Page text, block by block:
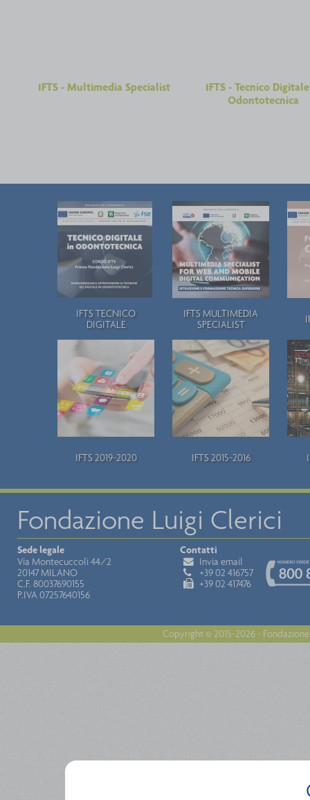
IFTS - Multimedia Specialist
IFTS - Tecnico
Odontotecnica
IFTS TECNICO
DIGITALE
IFTS MULTIMEDIA
SPECIALIST
IFTS 2019-2020 IFTS 2015-2016
Fondazione Luigi Clerici
Sede legale
Via Montecuccoli 44/2
20147 MILANO
C.F. 80037690155
P.IVA 07257640156
Contatti
Invia email
+39 02 416757
+39 02 417476
Copyright © 2015-2026 -